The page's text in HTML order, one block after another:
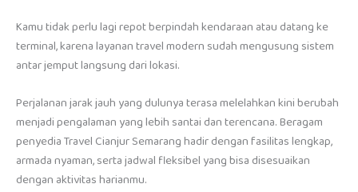
Kamu tidak perlu lagi repot berpindah kendaraan atau datang ke
terminal, karena layanan travel modern sudah mengusung sistem
antar jemput langsung dari lokasi.
Perjalanan jarak jauh yang dulunya terasa melelahkan kini berubah
menjadi pengalaman yang lebih santai dan terencana. Beragam
penyedia Travel Cianjur Semarang hadir dengan fasilitas lengkap,
armada nyaman, serta jadwal fleksibel yang bisa disesuaikan
dengan aktivitas harianmu.